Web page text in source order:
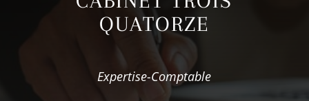
QUATORZE
Expertise-Comptable